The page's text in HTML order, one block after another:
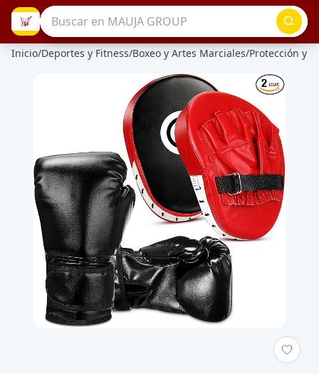
Inicio/Deportes y Fitness/Boxeo y Artes Marciales/Protección y